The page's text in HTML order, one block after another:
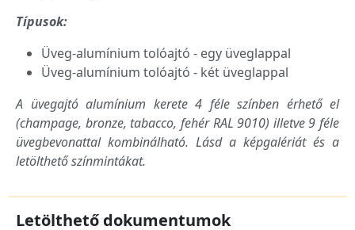
Típusok:
Üveg-alumínium tolóajtó - egy üveglappal
Üveg-alumínium tolóajtó - két üveglappal
A üvegajtó alumínium kerete 4 féle színben érhető el
(champage, bronze, tabacco, fehér RAL 9010) illetve 9 féle
üvegbevonattal kombinálható. Lásd a képgalériát és a
letölthető színmintákat.
Letölthető dokumentumok